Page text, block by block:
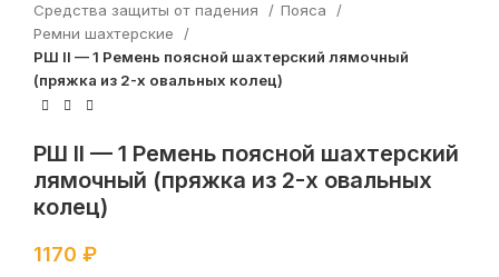
Средства защиты от падения
Пояса
Ремни шахтерские
РШ II — 1 Ремень поясной шахтерский лямочный
(пряжка из 2-х овальных колец)
РШ II — 1 Ремень поясной шахтерский
лямочный (пряжка из 2-х овальных
колец)
1170 ₽